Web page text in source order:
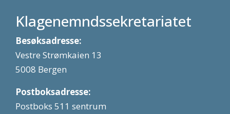
Klagenemndssekretariatet
Besøksadresse:
Vestre Strømkaien 13
5008 Bergen
Postboksadresse:
Postboks 511 sentrum